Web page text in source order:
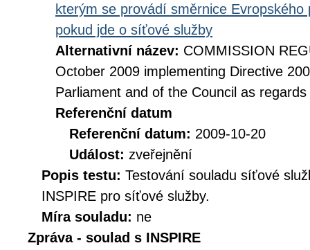
kterým se provádí směrnice
pokud jde o síťové služby
Alternativní název: COMMISSION
October 2009 implementing Directive
Parliament and of the Council as
Referenční datum
Referenční datum: 2009-10-20
Událost: zveřejnění
Popis testu: Testování souladu síťové
INSPIRE pro síťové služby.
Míra souladu: ne
Zpráva - soulad s INSPIRE